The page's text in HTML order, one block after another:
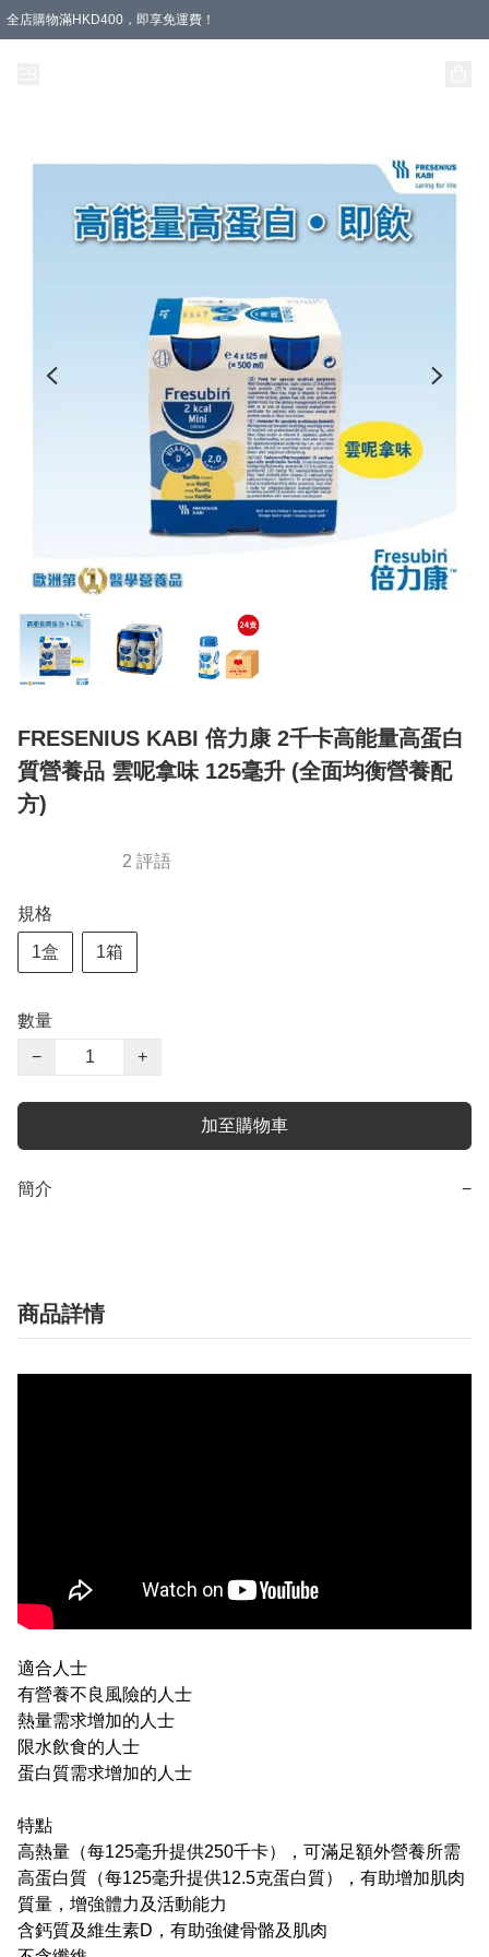
全店購物滿HKD400，即享免運費！
FRESENIUS KABI 倍力康 2千卡高能量高蛋白
質營養品 雲呢拿味 125毫升 (全面均衡營養配
方)
2 評語
規格
1盒 1箱
數量
−
+
加至購物車
簡介 −
商品詳情
適合人士
有營養不良風險的人士
熱量需求增加的人士
限水飲食的人士
蛋白質需求增加的人士
特點
高熱量（每125毫升提供250千卡），可滿足額外營養所需
高蛋白質（每125毫升提供12.5克蛋白質），有助增加肌肉
質量，增強體力及活動能力
含鈣質及維生素D，有助強健骨骼及肌肉